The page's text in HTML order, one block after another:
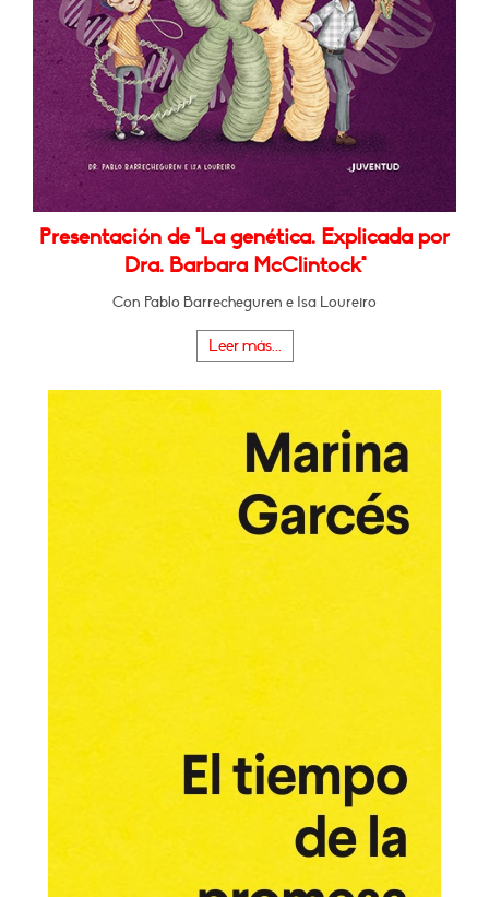
Presentación de "La genética. Explicada por
Dra. Barbara McClintock"
Con Pablo Barrecheguren e Isa Loureiro
Leer más...